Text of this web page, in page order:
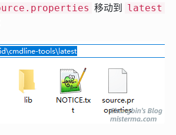
移动到 latest